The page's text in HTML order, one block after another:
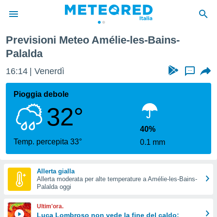
di
per
le
di
le
Previsioni Meteo Amélie-les-Bains-
Palalda
16:14 Venerdì ...
Pioggia debole
32°
Temp. percepita 33°
40%
0.1 mm
Allerta gialla
Allerta moderata per alte temperature a Amélie-les-Bains-
Palalda oggi
Ultim'ora.
Luca Lombroso non vede la fine del caldo: